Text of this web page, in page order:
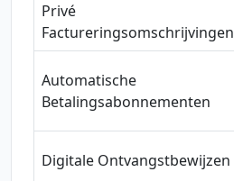
Privé
Factureringsomschrijvingen
Automatische
Betalingsabonnementen
Digitale Ontvangstbewijzen